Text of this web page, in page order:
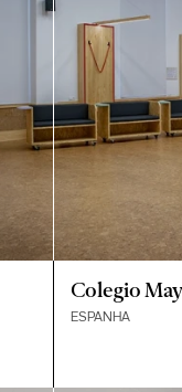
Colegio
ESPANHA